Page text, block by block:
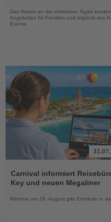
Das Resort an der türkischen Ägäis
Angeboten für Familien und ergänzt das
Events
Sie
die
Nachrichten
Carnival informiert
Key und neuen Megaliner
Webinar am 26. August gibt Einblicke in